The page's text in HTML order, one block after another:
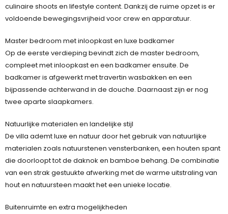
culinaire shoots en lifestyle content. Dankzij de ruime opzet is er
voldoende bewegingsvrijheid voor crew en apparatuur.
Master bedroom met inloopkast en luxe badkamer
Op de eerste verdieping bevindt zich de master bedroom,
compleet met inloopkast en een badkamer ensuite. De
badkamer is afgewerkt met travertin wasbakken en een
bijpassende achterwand in de douche. Daarnaast zijn er nog
twee aparte slaapkamers.
Natuurlijke materialen en landelijke stijl
De villa ademt luxe en natuur door het gebruik van natuurlijke
materialen zoals natuurstenen vensterbanken, een houten spant
die doorloopt tot de daknok en bamboe behang. De combinatie
van een strak gestuukte afwerking met de warme uitstraling van
hout en natuursteen maakt het een unieke locatie.
Buitenruimte en extra mogelijkheden